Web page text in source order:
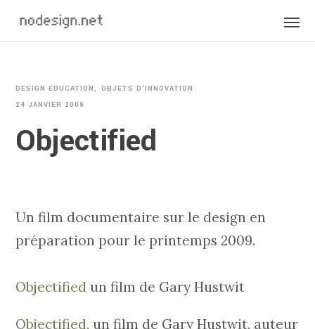
DESIGN ÉDUCATION
OBJETS D'INNOVATION
24 JANVIER 2009
Objectified
Un film documentaire sur le design en
préparation pour le printemps 2009.
Objectified un film de Gary Hustwit
Objectified, un film de Gary Hustwit, auteur